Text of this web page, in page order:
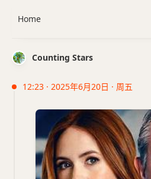
Counting Stars
12:23 · 2025年6月20日 · 周五
Home